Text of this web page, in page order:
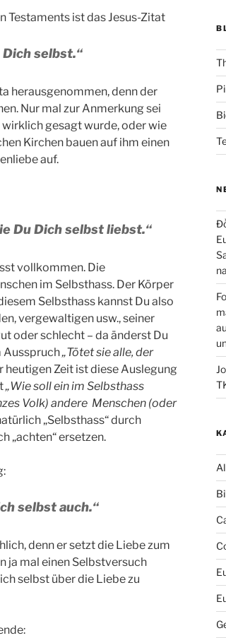
Testaments ist das Jesus-Zitat
selbst.“
herausgenommen, denn der
Nur mal zur Anmerkung sei
gesagt wurde, oder wie
Kirchen bauen auf ihm einen
auf.
Du Dich selbst liebst.“
vollkommen. Die
im Selbsthass. Der Körper
Selbsthass kannst Du also
vergewaltigen usw., seiner
oder schlecht – da änderst Du
Ausspruch„Tötet sie alle, der
heutigen Zeit ist diese Auslegung
„Wie soll ein im Selbsthass
Volk) andere Menschen (oder
„Selbsthass“ durch
„achten“ ersetzen.
selbst auch.“
denn er setzt die Liebe zum
ja mal einen Selbstversuch
selbst über die Liebe zu